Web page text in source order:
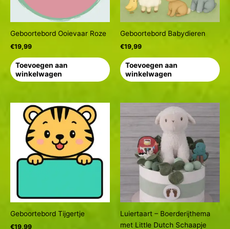
Geboortebord Ooievaar Roze
€19,99
Toevoegen aan
winkelwagen
Geboortebord Babydieren
€19,99
Toevoegen aan
winkelwagen
Geboortebord Tijgertje
€19,99
Luiertaart – Boerderijthema
met Little Dutch Schaapje